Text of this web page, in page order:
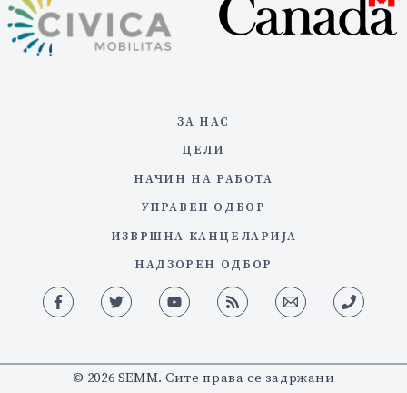
ЗА НАС
ЦЕЛИ
НАЧИН НА РАБОТА
УПРАВЕН ОДБОР
ИЗВРШНА КАНЦЕЛАРИЈА
НАДЗОРЕН ОДБОР
© 2026 SEMM. Сите права се задржани